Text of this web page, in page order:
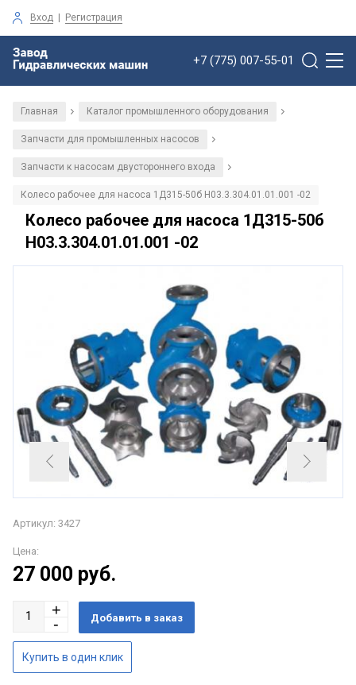
Вход | Регистрация
+7 (775) 007-55-01
Главная / Каталог промышленного оборудования /
Запчасти для промышленных насосов /
Запчасти к насосам двустороннего входа /
Колесо рабочее для насоса 1Д315-50б Н03.3.304.01.01.001 -02
Колесо рабочее для насоса 1Д315-50б
Н03.3.304.01.01.001 -02
Артикул: 3427
Цена:
27 000 руб.